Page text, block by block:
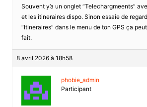
Souvent y’a un onglet “Telechargmeents”
et les itineraires dispo. Sinon essaie de
“Itineraires” dans le menu de ton GPS ça
fait.
8 avril 2026 à 18h58
phobie_admin
Participant